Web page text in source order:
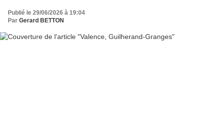
Publié le 29/06/2026 à 19:04
Par Gerard BETTON